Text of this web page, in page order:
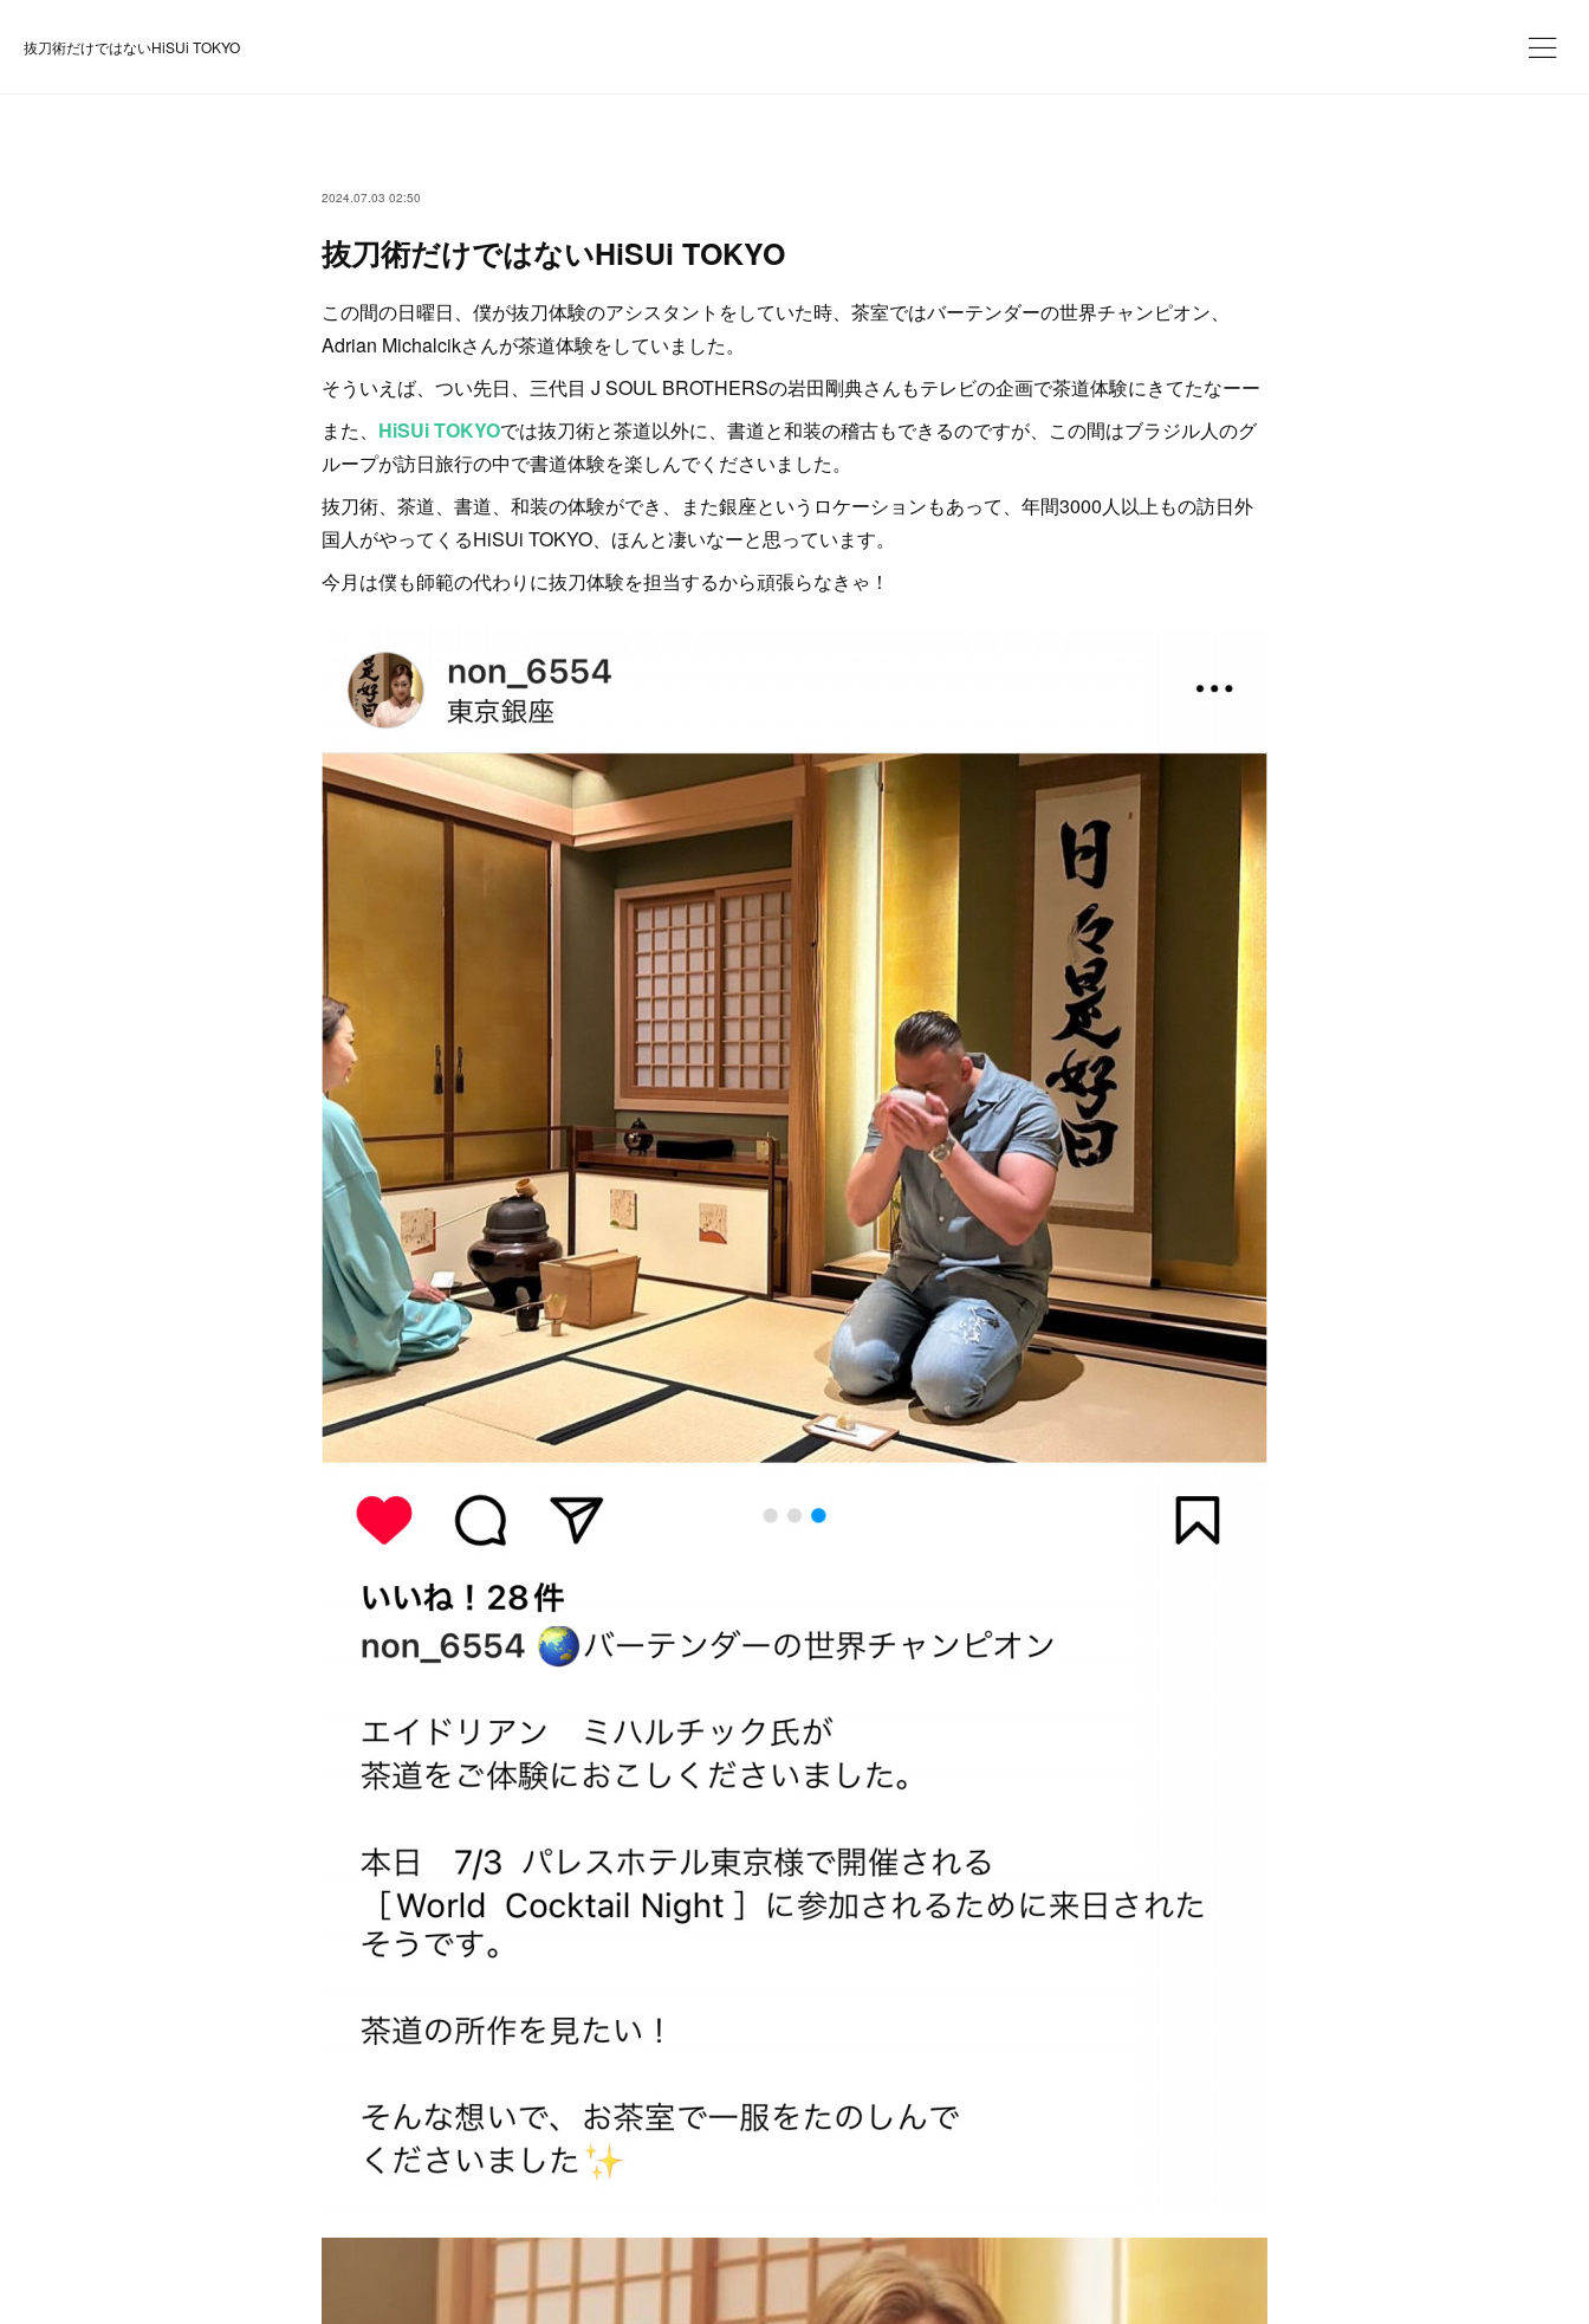
抜刀術だけではないHiSUi TOKYO
2024.07.03 02:50
抜刀術だけではないHiSUi TOKYO
この間の日曜日、僕が抜刀体験のアシスタントをしていた時、茶室ではバーテンダーの世界チャンピオン、
Adrian Michalcikさんが茶道体験をしていました。
そういえば、つい先日、三代目 J SOUL BROTHERSの岩田剛典さんもテレビの企画で茶道体験にきてたなーー
また、 HiSUi TOKYOでは抜刀術と茶道以外に、書道と和装の稽古もできるのですが、この間はブラジル人のグ
ループが訪日旅行の中で書道体験を楽しんでくださいました。
抜刀術、茶道、書道、和装の体験ができ、また銀座というロケーションもあって、年間3000人以上もの訪日外
国人がやってくるHiSUi TOKYO、ほんと凄いなーと思っています。
今月は僕も師範の代わりに抜刀体験を担当するから頑張らなきゃ！